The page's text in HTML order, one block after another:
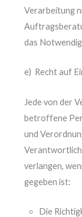
Verarbeitung
das
e) Recht auf
Jede von der
betroffene
und
verlangen,
gegeben ist:
Die